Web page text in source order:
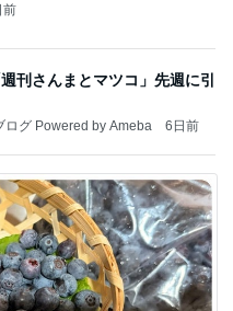
前
刊さんまとマツコ」先週に引
ログ Powered by Ameba 6日前